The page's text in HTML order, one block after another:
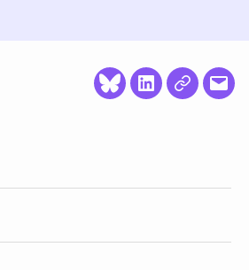
BlueskyLinkedInCentre
E-